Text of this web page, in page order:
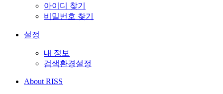
아이디 찾기
비밀번호 찾기
설정
내 정보
검색환경설정
About RISS